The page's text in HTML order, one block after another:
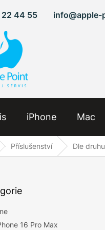
22 44 55 info@apple-
iPhone Mac
Příslušenství Dle
16 Pro Max